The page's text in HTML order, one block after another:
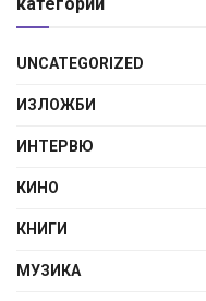
UNCATEGORIZED
ИЗЛОЖБИ
ИНТЕРВЮ
КИНО
КНИГИ
МУЗИКА